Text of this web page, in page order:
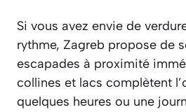
Si vous avez envie de
rythme, Zagreb propose de
escapades à proximité
collines et lacs complètent
quelques heures ou une